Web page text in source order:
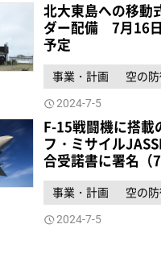
北大東島への移動
ダー配備 7月16
予定
事業・計画 空の
2024-7-5
F-15戦闘機に搭載
フ・ミサイル
合受諾書に署名（7
事業・計画 空の
2024-7-5